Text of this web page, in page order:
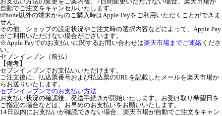
自動でご注文をキャンセルいたします。
iPhone以外の端末からのご購入時はApple Payをご利用いただくことができま
せん。
その他、ショップの設定状況やご注文時の選択内容などによって、Apple Pay
がご利用いただけない場合がございます。
※Apple Payでのお支払いに関するお問い合わせは楽天市場までご連絡 くださ
い。
セブンイレブン（前払）
【備考】
セブンイレブンでお支払いいただけます。
ご注文後に、払込票番号および払込票のURLを記載したメールを楽天市場か
らお送りいたします。
セブンイレブンでのお支払い方法
お支払い状況の確認後、発送手続きが開始いたします。お受け取り希望日を
ご指定の場合などは、お早めのお支払いをお願いいたします。
14日以内にお支払いが確認できない場合、楽天市場が自動でご注文をキャン